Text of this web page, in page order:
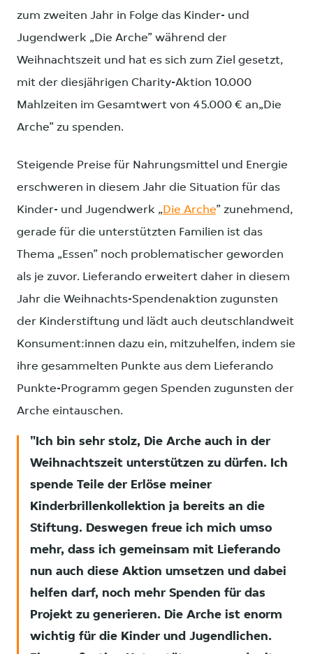
zum zweiten Jahr in Folge das Kinder- und
Jugendwerk „Die Arche” während der
Weihnachtszeit und hat es sich zum Ziel gesetzt,
mit der diesjährigen Charity-Aktion 10.000
Mahlzeiten im Gesamtwert von 45.000 € an„Die
Arche” zu spenden.
Steigende Preise für Nahrungsmittel und Energie
erschweren in diesem Jahr die Situation für das
Kinder- und Jugendwerk „Die Arche” zunehmend,
gerade für die unterstützten Familien ist das
Thema „Essen” noch problematischer geworden
als je zuvor. Lieferando erweitert daher in diesem
Jahr die Weihnachts-Spendenaktion zugunsten
der Kinderstiftung und lädt auch deutschlandweit
Konsument:innen dazu ein, mitzuhelfen, indem sie
ihre gesammelten Punkte aus dem Lieferando
Punkte-Programm gegen Spenden zugunsten der
Arche eintauschen.
Ich bin sehr stolz, Die Arche auch in der
Weihnachtszeit unterstützen zu dürfen. Ich
spende Teile der Erlöse meiner
Kinderbrillenkollektion ja bereits an die
Stiftung. Deswegen freue ich mich umso
mehr, dass ich gemeinsam mit Lieferando
nun auch diese Aktion umsetzen und dabei
helfen darf, noch mehr Spenden für das
Projekt zu generieren. Die Arche ist enorm
wichtig für die Kinder und Jugendlichen.